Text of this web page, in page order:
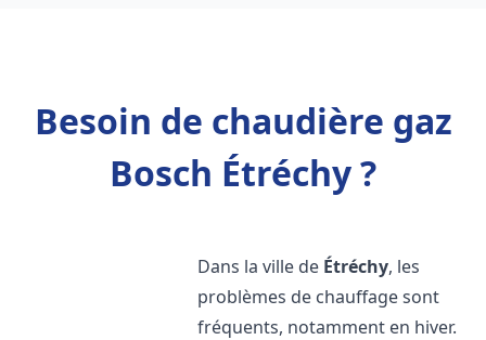
Besoin de chaudière gaz
Bosch Étréchy ?
Dans la ville de Étréchy, les
problèmes de chauffage sont
fréquents, notamment en hiver.